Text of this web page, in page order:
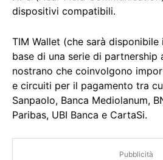
dispositivi compatibili.
TIM Wallet (che sarà disponibile
base di una serie di
nostrano che coinvolgono
e circuiti per il pagamento tra
Sanpaolo, Banca Mediolanum,
Paribas, UBI Banca e CartaSi.
Pubblicità